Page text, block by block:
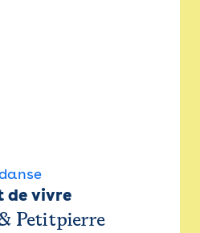
de vivre
Petitpierre